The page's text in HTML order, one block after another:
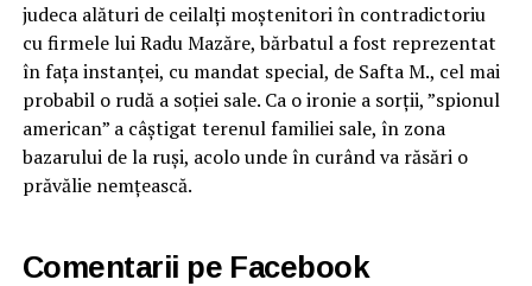
judeca alături de ceilalți moștenitori în contradictoriu
cu firmele lui Radu Mazăre, bărbatul a fost reprezentat
în fața instanței, cu mandat special, de Safta M., cel mai
probabil o rudă a soției sale. Ca o ironie a sorții, ”spionul
american” a câștigat terenul familiei sale, în zona
bazarului de la ruși, acolo unde în curând va răsări o
prăvălie nemțească.
Comentarii pe Facebook